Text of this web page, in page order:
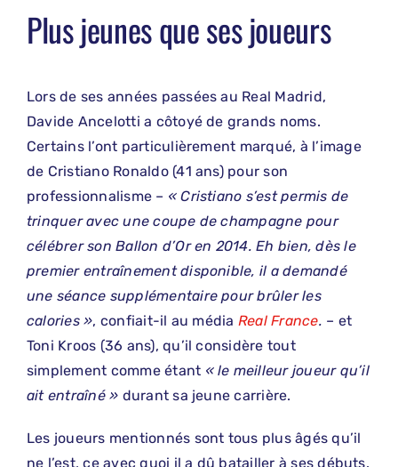
Plus jeunes que ses joueurs
Lors de ses années passées au Real Madrid,
Davide Ancelotti a côtoyé de grands noms.
Certains l’ont particulièrement marqué, à l’image
de Cristiano Ronaldo (41 ans) pour son
professionnalisme – « Cristiano s’est permis de
trinquer avec une coupe de champagne pour
célébrer son Ballon d’Or en 2014. Eh bien, dès le
premier entraînement disponible, il a demandé
une séance supplémentaire pour brûler les
calories », confiait-il au média Real France. – et
Toni Kroos (36 ans), qu’il considère tout
simplement comme étant « le meilleur joueur qu’il
ait entraîné » durant sa jeune carrière.
Les joueurs mentionnés sont tous plus âgés qu’il
ne l’est, ce avec quoi il a dû batailler à ses débuts.